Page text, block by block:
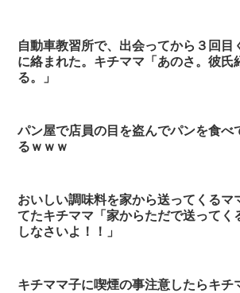
自動車教習所で、出会ってから３回目
に絡まれた。キチママ「あのさ。彼氏
る。」
パン屋で店員の目を盗んでパンを食べ
るｗｗｗ
おいしい調味料を家から送ってくるマ
てたキチママ「家からただで送ってく
しなさいよ！！」
キチママ子に喫煙の事注意したらキチ